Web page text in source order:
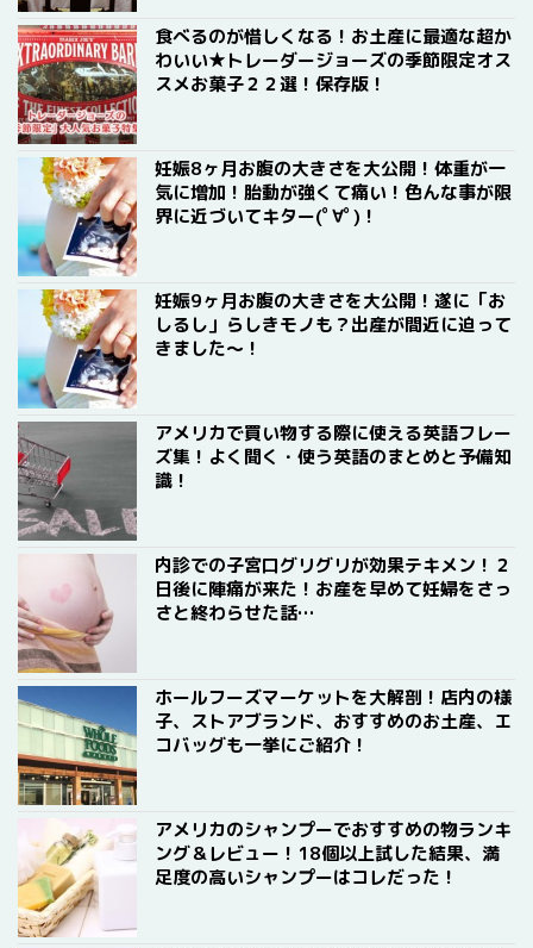
食べるのが惜しくなる！お土産に最適な超か
わいい★トレーダージョーズの季節限定オス
スメお菓子２２選！保存版！
妊娠8ヶ月お腹の大きさを大公開！体重が一
気に増加！胎動が強くて痛い！色んな事が限
界に近づいてキター(ﾟ∀ﾟ)！
妊娠9ヶ月お腹の大きさを大公開！遂に「お
しるし」らしきモノも？出産が間近に迫って
きました〜！
アメリカで買い物する際に使える英語フレー
ズ集！よく聞く・使う英語のまとめと予備知
識！
内診での子宮口グリグリが効果テキメン！２
日後に陣痛が来た！お産を早めて妊婦をさっ
さと終わらせた話…
ホールフーズマーケットを大解剖！店内の様
子、ストアブランド、おすすめのお土産、エ
コバッグも一挙にご紹介！
アメリカのシャンプーでおすすめの物ランキ
ング＆レビュー！18個以上試した結果、満
足度の高いシャンプーはコレだった！